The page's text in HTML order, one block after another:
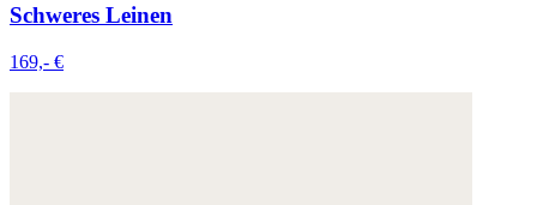
Schweres Leinen
169,- €